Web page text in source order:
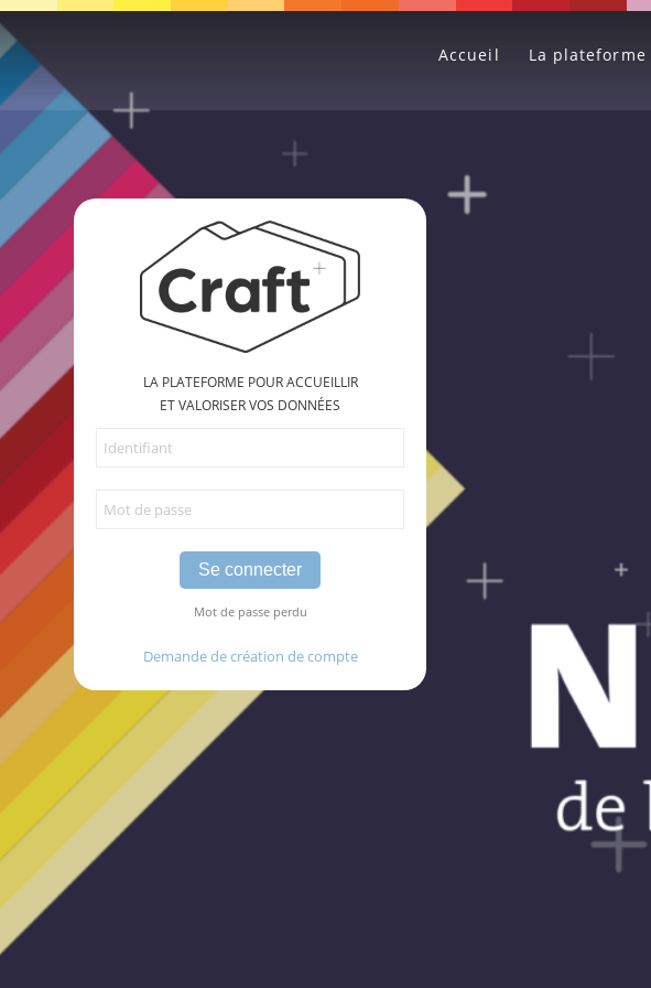
Accueil La plateforme
LA PLATEFORME POUR ACCUEILLIR
ET VALORISER VOS DONNÉES
Mot de passe perdu
Demande de création de compte